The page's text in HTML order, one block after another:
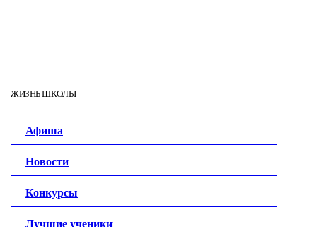
ЖИЗНЬ ШКОЛЫ
Афиша
Новости
Конкурсы
Лучшие ученики